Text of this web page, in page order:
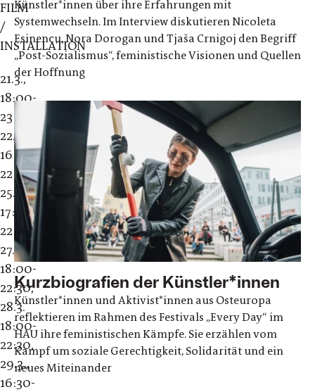
FILM
/
INSTALLATION
21.3.,
18:00-
23:00,
22.3.,
16:00-
22:00,
25.3.,
17:00-
22:00,
27.3.,
18:00-
22:30,
28.3.
18:00-
22:30,
29.3.,
16:30-
Künstler*innen über ihre Erfahrungen mit
Systemwechseln. Im Interview diskutieren Nicoleta
Esinencu, Nora Dorogan und Tjaša Crnigoj den Begriff
„Post-Sozialismus“, feministische Visionen und Quellen
der Hoffnung
Kurzbiografien der Künstler*innen
Künstler*innen und Aktivist*innen aus Osteuropa
reflektieren im Rahmen des Festivals „Every Day“ im
HAU ihre feministischen Kämpfe. Sie erzählen vom
Kampf um soziale Gerechtigkeit, Solidarität und ein
neues Miteinander